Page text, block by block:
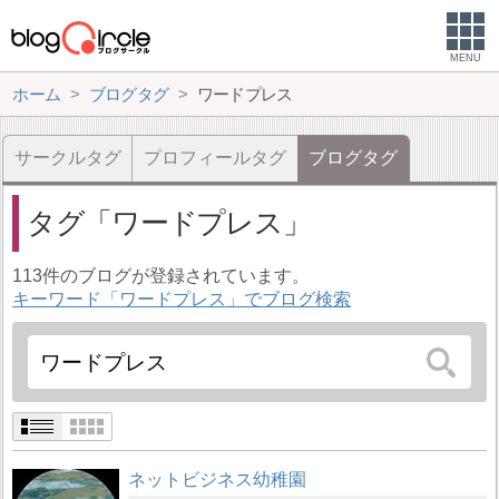
MENU
ホーム ブログタグ ワードプレス
サークルタグ プロフィールタグ ブログタグ
タグ ワードプレス
113件のブログが登録されています。
キーワード「ワードプレス」でブログ検索
ネットビジネス幼稚園